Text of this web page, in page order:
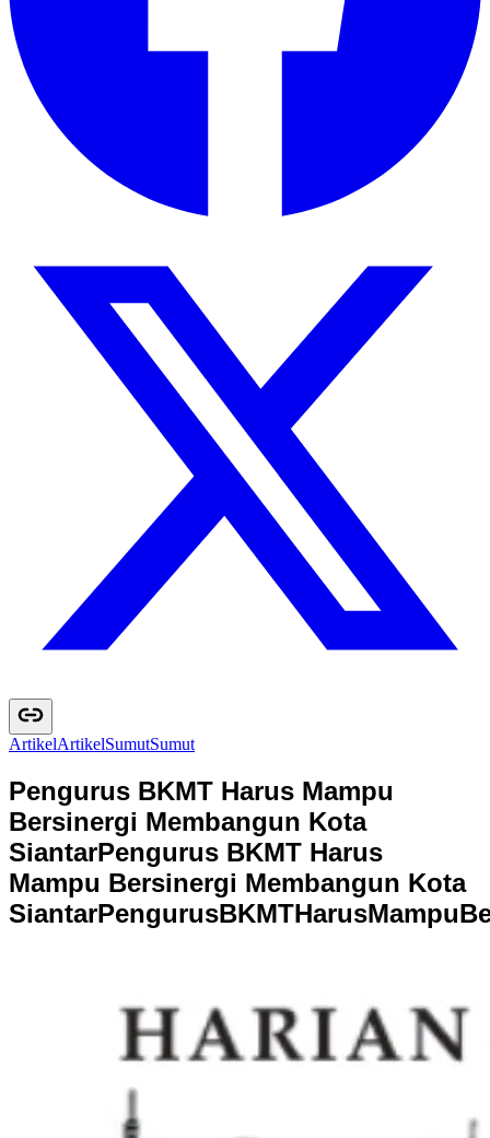
ArtikelArtikelSumutSumut
Pengurus BKMT Harus Mampu
Bersinergi Membangun Kota
SiantarPengurus BKMT Harus
Mampu Bersinergi Membangun Kota
SiantarPengurusBKMTHarusMampuB